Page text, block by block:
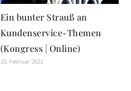
Ein bunter Strauß an
Kundenservice-Themen
(Kongress | Online)
23. Februar 2022